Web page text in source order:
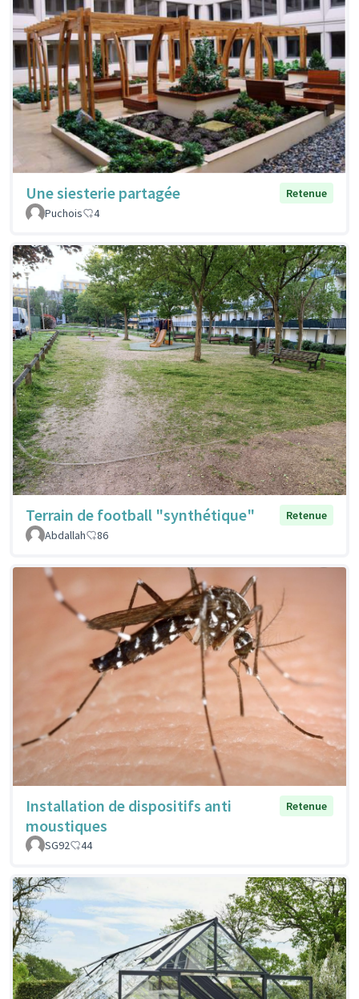
Une siesterie partagée
Retenue
Puchois
4
Terrain de football "synthétique"
Retenue
Abdallah
86
Installation de dispositifs anti
moustiques
Retenue
SG92 44